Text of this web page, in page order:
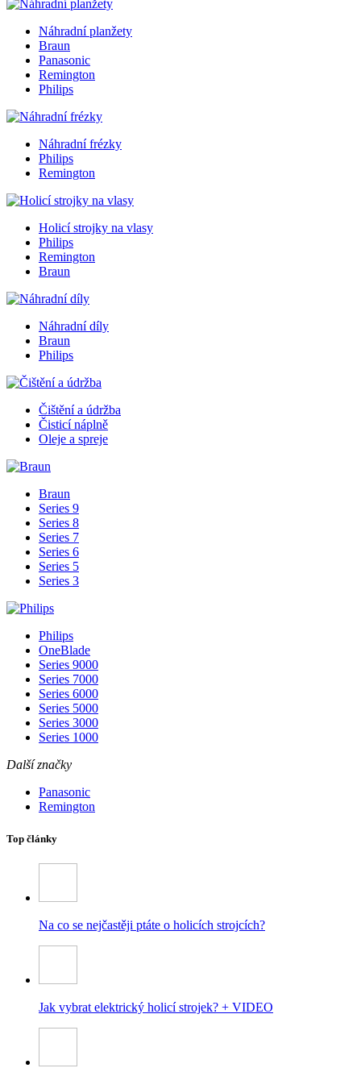
Náhradní planžety
Braun
Panasonic
Remington
Philips
Náhradní frézky
Philips
Remington
Holicí strojky na vlasy
Philips
Remington
Braun
Náhradní díly
Braun
Philips
Čištění a údržba
Čisticí náplně
Oleje a spreje
Braun
Series 9
Series 8
Series 7
Series 6
Series 5
Series 3
Philips
OneBlade
Series 9000
Series 7000
Series 6000
Series 5000
Series 3000
Series 1000
Další značky
Panasonic
Remington
Top články
Na co se nejčastěji ptáte o holicích strojcích?
Jak vybrat elektrický holicí strojek? + VIDEO